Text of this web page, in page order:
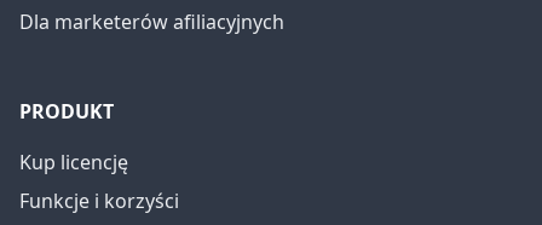
Dla marketerów afiliacyjnych
PRODUKT
Kup licencję
Funkcje i korzyści